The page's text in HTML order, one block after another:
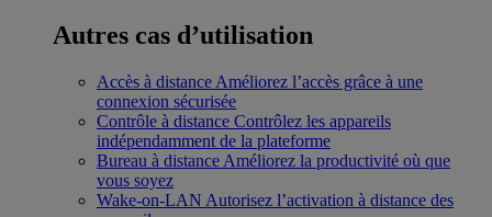
Autres cas d’utilisation
Accès à distance Améliorez l’accès grâce à une
connexion sécurisée
Contrôle à distance Contrôlez les appareils
indépendamment de la plateforme
Bureau à distance Améliorez la productivité où que
vous soyez
Wake-on-LAN Autorisez l’activation à distance des